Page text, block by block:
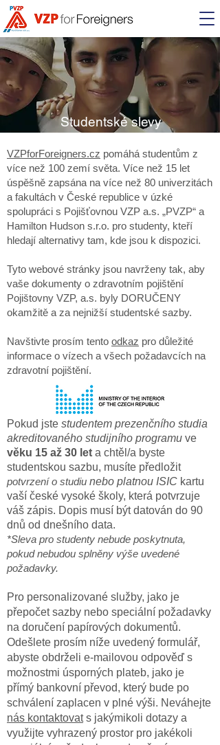
Studentské slevy
VZPforForeigners.cz pomáhá studentům z
více než 100 zemí světa. Více než 15 let
úspěšně zapsána na více než 80 univerzitách
a fakultách v České republice v úzké
spolupráci s Pojišťovnou VZP a.s. „PVZP“ a
Hamilton Hudson s.r.o. pro studenty, kteří
hledají alternativy tam, kde jsou k dispozici.
Tyto webové stránky jsou navrženy tak, aby
vaše dokumenty o zdravotním pojištění
Pojištovny VZP, a.s. byly DORUČENY
okamžitě a za nejnižší studentské sazby.
Navštivte prosím tento odkaz pro důležité
informace o vízech a všech požadavcích na
zdravotní pojištění.
Pokud jste studentem prezenčního studia
akreditovaného studijního programu ve
věku 15 až 30 let a chtěl/a byste
studentskou sazbu, musíte předložit
potvrzení o studiu nebo platnou ISIC kartu
vaší české vysoké školy, která potvrzuje
váš zápis. Dopis musí být datován do 90
dnů od dnešního data.
*Sleva pro studenty nebude poskytnuta,
pokud nebudou splněny výše uvedené
požadavky.
Pro personalizované služby, jako je
přepočet sazby nebo speciální požadavky
na doručení papírových dokumentů.
Odešlete prosím níže uvedený formulář,
abyste obdrželi e-mailovou odpověď s
možnostmi úsporných plateb, jako je
přímý bankovní převod, který bude po
schválení zaplacen v plné výši. Neváhejte
nás kontaktovats jakýmikoli dotazy a
využijte vyhrazený prostor pro jakékoli